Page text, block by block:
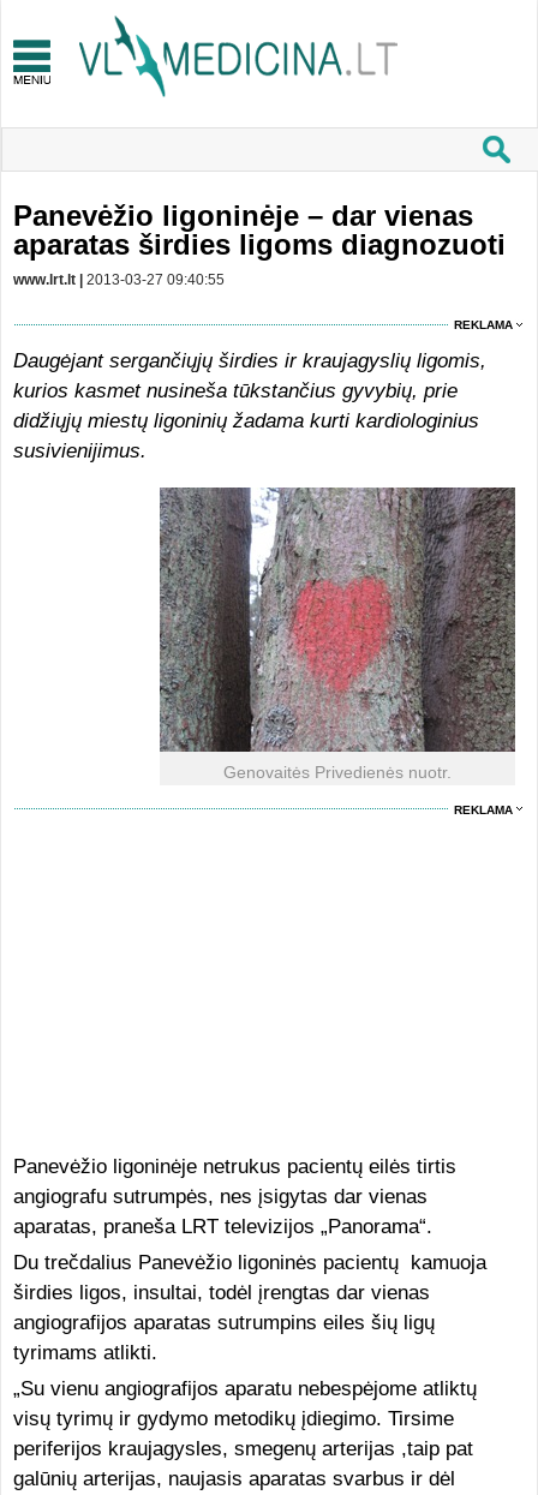
Panevėžio ligoninėje – dar vienas
aparatas širdies ligoms diagnozuoti
www.lrt.lt | 2013-03-27 09:40:55
REKLAMA
Daugėjant sergančiųjų širdies ir kraujagyslių ligomis,
kurios kasmet nusineša tūkstančius gyvybių, prie
didžiųjų miestų ligoninių žadama kurti kardiologinius
susivienijimus.
Genovaitės Privedienės nuotr.
REKLAMA
Panevėžio ligoninėje netrukus pacientų eilės tirtis
angiografu sutrumpės, nes įsigytas dar vienas
aparatas, praneša LRT televizijos „Panorama“.
Du trečdalius Panevėžio ligoninės pacientų kamuoja
širdies ligos, insultai, todėl įrengtas dar vienas
angiografijos aparatas sutrumpins eiles šių ligų
tyrimams atlikti.
„Su vienu angiografijos aparatu nebespėjome atliktų
visų tyrimų ir gydymo metodikų įdiegimo. Tirsime
periferijos kraujagysles, smegenų arterijas ,taip pat
galūnių arterijas, naujasis aparatas svarbus ir dėl